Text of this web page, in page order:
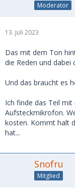
Moderator
13. Juli 2023
Das mit dem Ton
die Reden und dabei
Und das braucht es
Ich finde das Teil
Aufsteckmikrofon.
kosten. Kommt halt
hat...
Snofru
Mitglied